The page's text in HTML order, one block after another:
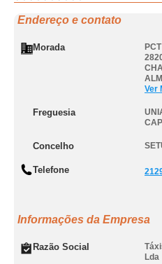
Endereço e contato
Morada
Ver
Freguesia
Concelho
Telefone
Informações da Empresa
Razão Social
Lda